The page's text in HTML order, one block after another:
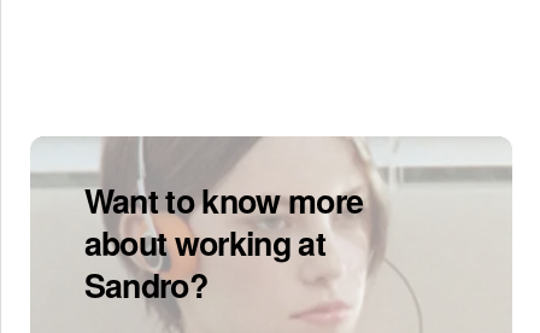
Want to know more
about working at
Sandro?